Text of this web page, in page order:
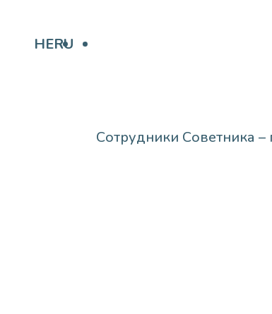
RU
HE
Сотрудники Советника